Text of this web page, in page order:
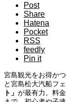
Post
Share
Hatena
Pocket
RSS
feedly
Pin it
宮島観光をお得か
と宮島松大汽船フ
ト」 が最有力。料